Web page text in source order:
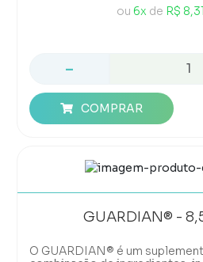
ou 6x de R$ 8,31
-
COMPRAR
GUARDIAN® -
O GUARDIAN® é um